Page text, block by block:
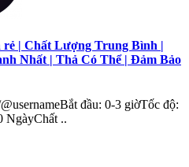
| Chất Lượng Trung Bình |
Nhất | Thả Có Thể | Đảm Bảo
đầu: 0-3 giờTốc độ:
NgàyChất ..